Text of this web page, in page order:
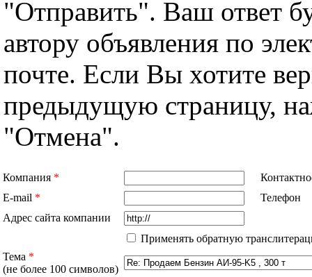
"Отправить". Ваш ответ
автору объявления по
почте. Если Вы хотите
предыдущую страницу,
"Отмена".
Компания *
E-mail *
Телефон
Адрес сайта компании
Применять обратную
Тема *
(не более 100 символов)